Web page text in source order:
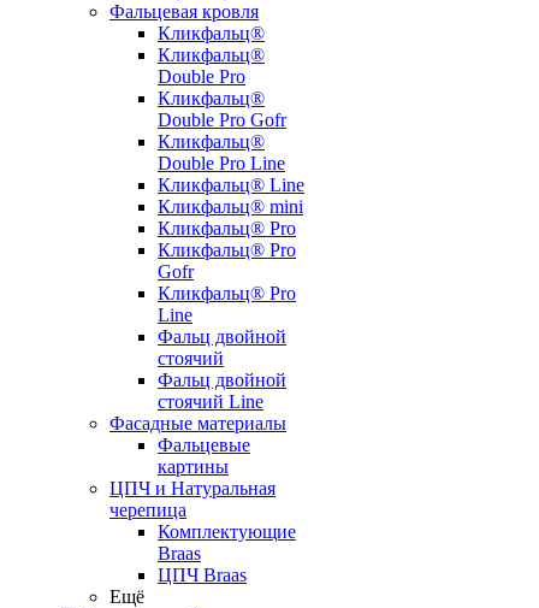
Фальцевая кровля
Кликфальц®
Кликфальц®
Double Pro
Кликфальц®
Double Pro Gofr
Кликфальц®
Double Pro Line
Кликфальц® Line
Кликфальц® mini
Кликфальц® Pro
Кликфальц® Pro
Gofr
Кликфальц® Pro
Line
Фальц двойной
стоячий
Фальц двойной
стоячий Line
Фасадные материалы
Фальцевые
картины
ЦПЧ и Натуральная
черепица
Комплектующие
Braas
ЦПЧ Braas
Ещё